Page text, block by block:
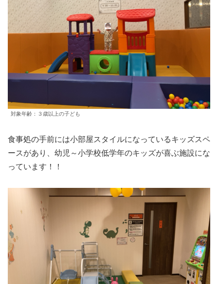
対象年齢：３歳以上の子ども
食事処の手前には小部屋スタイルになっているキッズスペ
ースがあり、幼児～小学校低学年のキッズが喜ぶ施設にな
っています！！